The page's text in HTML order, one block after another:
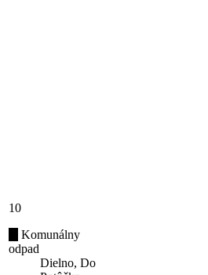
10
Komunálny
odpad
Dielno, Do